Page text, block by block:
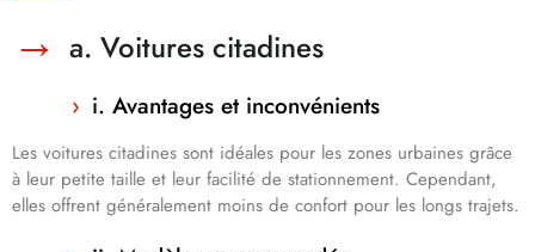
a. Voitures citadines
i. Avantages et inconvénients
Les voitures citadines sont idéales pour les zones urbaines grâce
à leur petite taille et leur facilité de stationnement. Cependant,
elles offrent généralement moins de confort pour les longs trajets.